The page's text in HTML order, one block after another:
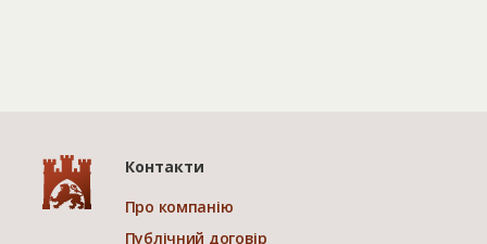
Контакти
Про компанію
Публічний договір